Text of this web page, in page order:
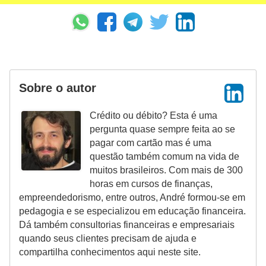
Sobre o autor
Crédito ou débito? Esta é uma
pergunta quase sempre feita ao se
pagar com cartão mas é uma
questão também comum na vida de
muitos brasileiros. Com mais de 300
horas em cursos de finanças,
empreendedorismo, entre outros, André formou-se em
pedagogia e se especializou em educação financeira.
Dá também consultorias financeiras e empresariais
quando seus clientes precisam de ajuda e
compartilha conhecimentos aqui neste site.
s
d
p
a
g
m
e
n
t